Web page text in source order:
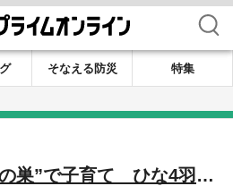
検索
そなえる防災
特集
巣”で子育て ひな4羽が